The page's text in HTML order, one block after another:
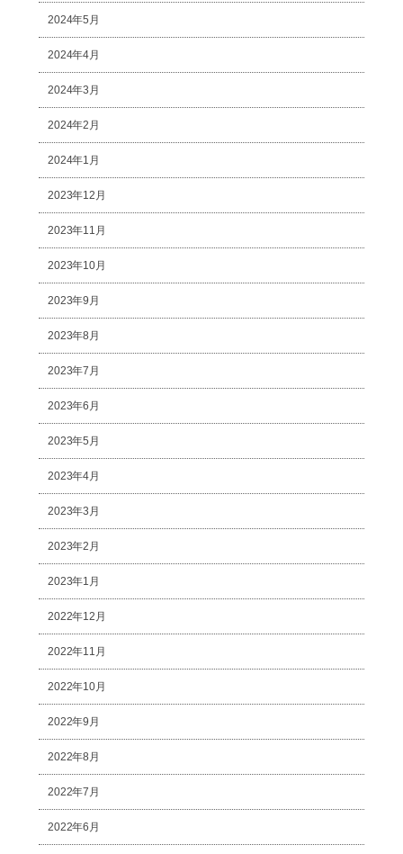
2024年5月
2024年4月
2024年3月
2024年2月
2024年1月
2023年12月
2023年11月
2023年10月
2023年9月
2023年8月
2023年7月
2023年6月
2023年5月
2023年4月
2023年3月
2023年2月
2023年1月
2022年12月
2022年11月
2022年10月
2022年9月
2022年8月
2022年7月
2022年6月